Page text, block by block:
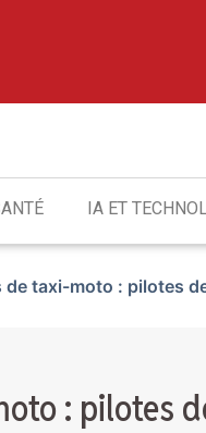
IA ET
taxi-moto : pilotes
: pilotes